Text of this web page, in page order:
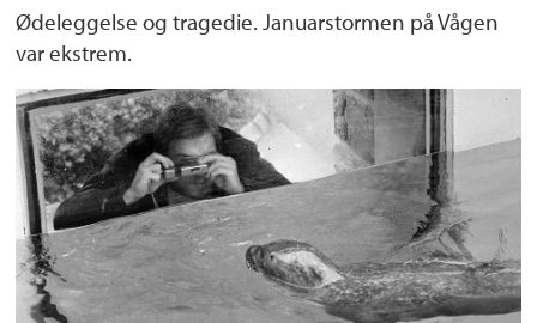
Ødeleggelse og tragedie. Januarstormen på Vågen
var ekstrem.